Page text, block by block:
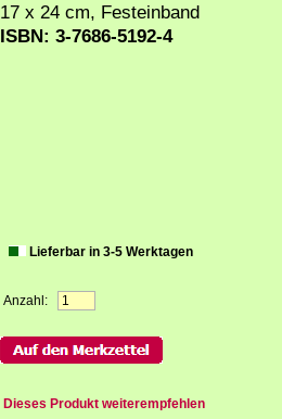
17 x 24 cm, Festeinband
ISBN: 3-7686-5192-4
Lieferbar in 3-5 Werktagen
Anzahl:
Dieses Produkt weiterempfehlen